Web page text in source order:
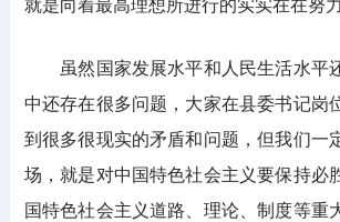
就是向着最高理想所进行的实实在在努力
虽然国家发展水平和人民生活水平
中还存在很多问题，大家在县委书记岗
到很多很现实的矛盾和问题，但我们一
场，就是对中国特色社会主义要保持必
国特色社会主义道路、理论、制度等重